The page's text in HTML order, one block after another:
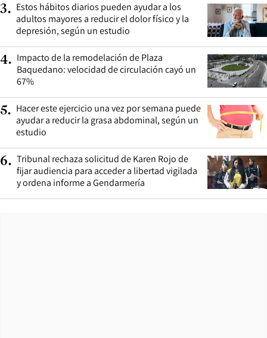
3. Estos hábitos diarios pueden ayudar a los
adultos mayores a reducir el dolor físico y la
depresión, según un estudio
4. Impacto de la remodelación de Plaza
Baquedano: velocidad de circulación cayó un
67%
5. Hacer este ejercicio una vez por semana puede
ayudar a reducir la grasa abdominal, según un
estudio
6. Tribunal rechaza solicitud de Karen Rojo de
fijar audiencia para acceder a libertad vigilada
y ordena informe a Gendarmería